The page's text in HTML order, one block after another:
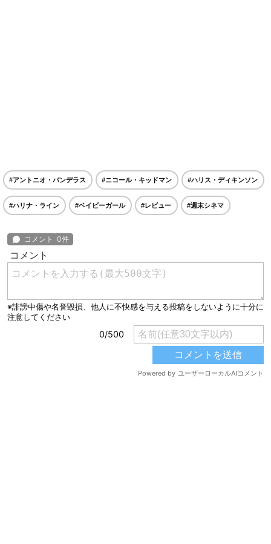
#アントニオ・バンデラス #ニコール・キッドマン #ハリス・ディキンソン
#ハリナ・ライン #ベイビーガール #レビュー #週末シネマ